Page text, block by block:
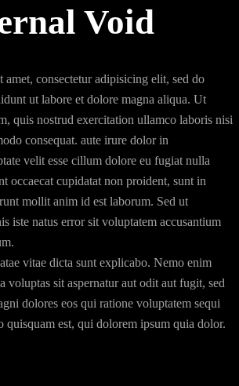
Void
consectetur adipisicing elit, sed do
ut labore et dolore magna aliqua. Ut
quis nostrud exercitation ullamco laboris nisi
consequat. aute irure dolor in
velit esse cillum dolore eu fugiat nulla
occaecat cupidatat non proident, sunt in
mollit anim id est laborum. Sed ut
iste natus error sit voluptatem accusantium
vitae dicta sunt explicabo. Nemo enim
voluptas sit aspernatur aut odit aut fugit, sed
dolores eos qui ratione voluptatem sequi
quisquam est, qui dolorem ipsum quia dolor.